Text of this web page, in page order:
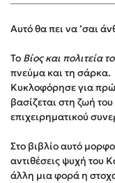
Παύλος Καστανάς
El Sombrero
Στέφανος Ξενάκης
Sebastian Fitzek
Κατρίνα Τσάνταλη
Lucinda Riley
Αυτό θα πει να ’σαι
Το Βίος και πολιτεία
πνεύμα και τη σάρκα.
Κυκλοφόρησε για
βασίζεται στη ζωή
επιχειρηματικού
Στο βιβλίο αυτό
αντιθέσεις ψυχή του
άλλη μια φορά η